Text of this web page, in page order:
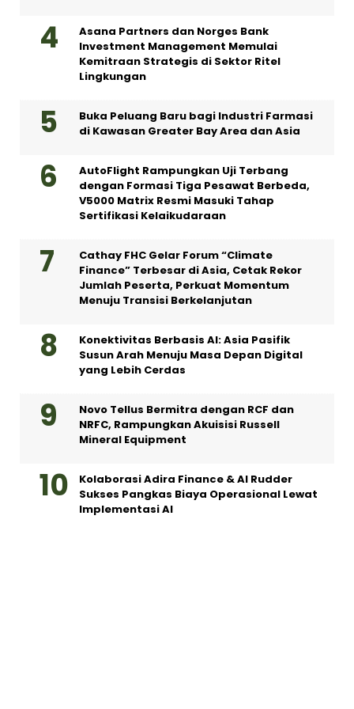
Asana Partners dan Norges Bank
Investment Management Memulai
Kemitraan Strategis di Sektor Ritel
Lingkungan
Buka Peluang Baru bagi Industri Farmasi
di Kawasan Greater Bay Area dan Asia
AutoFlight Rampungkan Uji Terbang
dengan Formasi Tiga Pesawat Berbeda,
V5000 Matrix Resmi Masuki Tahap
Sertifikasi Kelaikudaraan
Cathay FHC Gelar Forum “Climate
Finance” Terbesar di Asia, Cetak Rekor
Jumlah Peserta, Perkuat Momentum
Menuju Transisi Berkelanjutan
Konektivitas Berbasis AI: Asia Pasifik
Susun Arah Menuju Masa Depan Digital
yang Lebih Cerdas
Novo Tellus Bermitra dengan RCF dan
NRFC, Rampungkan Akuisisi Russell
Mineral Equipment
Kolaborasi Adira Finance & AI Rudder
Sukses Pangkas Biaya Operasional Lewat
Implementasi AI